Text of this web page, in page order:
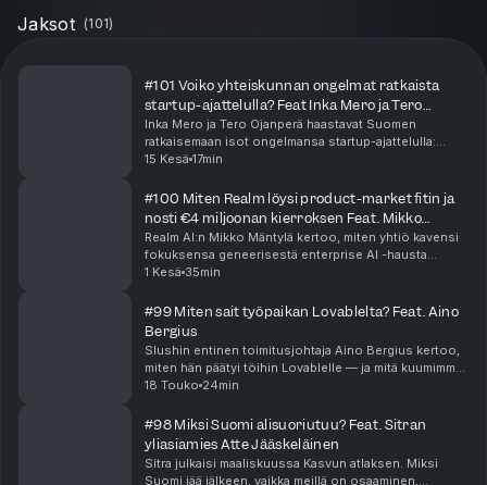
Jaksot (101)
#101 Voiko yhteiskunnan ongelmat ratkaista
startup-ajattelulla? Feat Inka Mero ja Tero
Ojanperä
Inka Mero ja Tero Ojanperä haastavat Suomen
ratkaisemaan isot ongelmansa startup-ajattelulla:
vähemmän sääntöjä, enemmän tekoälyä.
huomiotalouteen, jul...
15 Kesä 17min
#100 Miten Realm löysi product-market fitin ja
nosti €4 miljoonan kierroksen Feat. Mikko
Mäntylä
Realm AI:n Mikko Mäntylä kertoo, miten yhtiö kavensi
fokuksensa geneerisestä enterprise AI -hausta
myynnin konkreettisiin workflow’hin — ja löysi sitä
1 Kesä 35min
#99 Miten sait työpaikan Lovablelta? Feat. Aino
Bergius
Slushin entinen toimitusjohtaja Aino Bergius kertoo,
miten hän päätyi töihin Lovablelle — ja mitä kuumimmat
AI-startupit oikeasti etsivät ihmisissä. Keskustelussa
18 Touko 24min
#98 Miksi Suomi alisuoriutuu? Feat. Sitran
yliasiamies Atte Jääskeläinen
Sitra julkaisi maaliskuussa Kasvun atlaksen. Miksi
Suomi jää jälkeen, vaikka meillä on osaaminen,